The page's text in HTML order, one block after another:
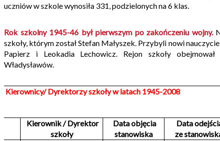
uczniów w szkole wynosiła 331, podzielonych na 6 klas.
Rok szkolny 1945-46 był pierwszym po zakończeniu wojny.
szkoły, którym został Stefan Małyszek. Przybyli nowi
Papierz i Leokadia Lechowicz. Rejon szkoły
Władysławów.
Kierownicy/ Dyrektorzy szkoły w latach 1945-2008
Kierownik / Dyrektor
szkoły
Data objęcia
stanowiska
Data
ze